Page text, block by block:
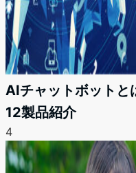
AIチャットボットと
12製品紹介
4